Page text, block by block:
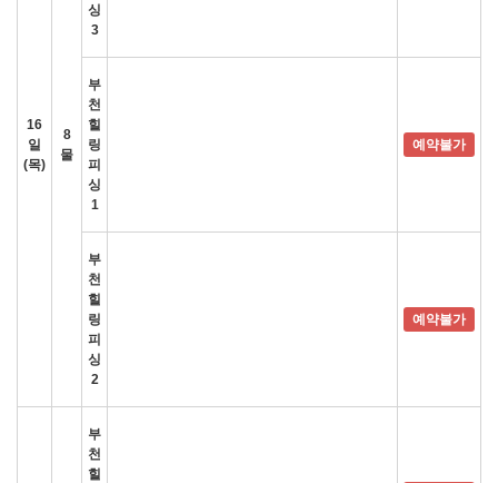
16
일
(목)
8
물
싱
3
부
천
힐
링
피
싱
1
예약불가
부
천
힐
링
피
싱
2
예약불가
부
천
힐